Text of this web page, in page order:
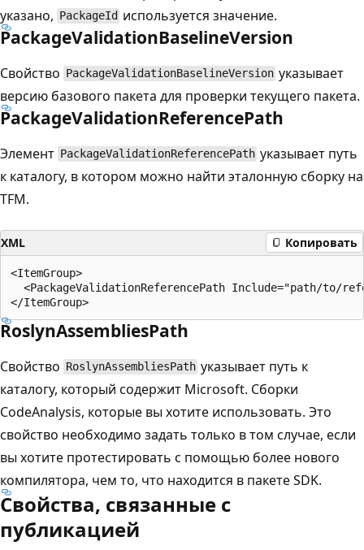
указано, PackageId используется значение.
PackageValidationBaselineVersion
Свойство PackageValidationBaselineVersion указывает
версию базового пакета для проверки текущего пакета.
PackageValidationReferencePath
Элемент PackageValidationReferencePath указывает путь
к каталогу, в котором можно найти эталонную сборку на
TFM.
XML Копировать
<ItemGroup>
<PackageValidationReferencePath Include="path/to/
RoslynAssembliesPath
Свойство RoslynAssembliesPath указывает путь к
каталогу, который содержит Microsoft. Сборки
CodeAnalysis, которые вы хотите использовать. Это
свойство необходимо задать только в том случае, если
вы хотите протестировать с помощью более нового
компилятора, чем то, что находится в пакете SDK.
Свойства, связанные с
публикацией